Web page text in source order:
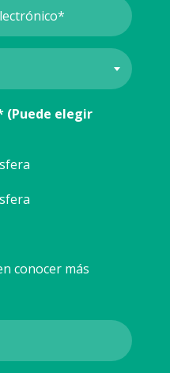
(Puede elegir
conocer más